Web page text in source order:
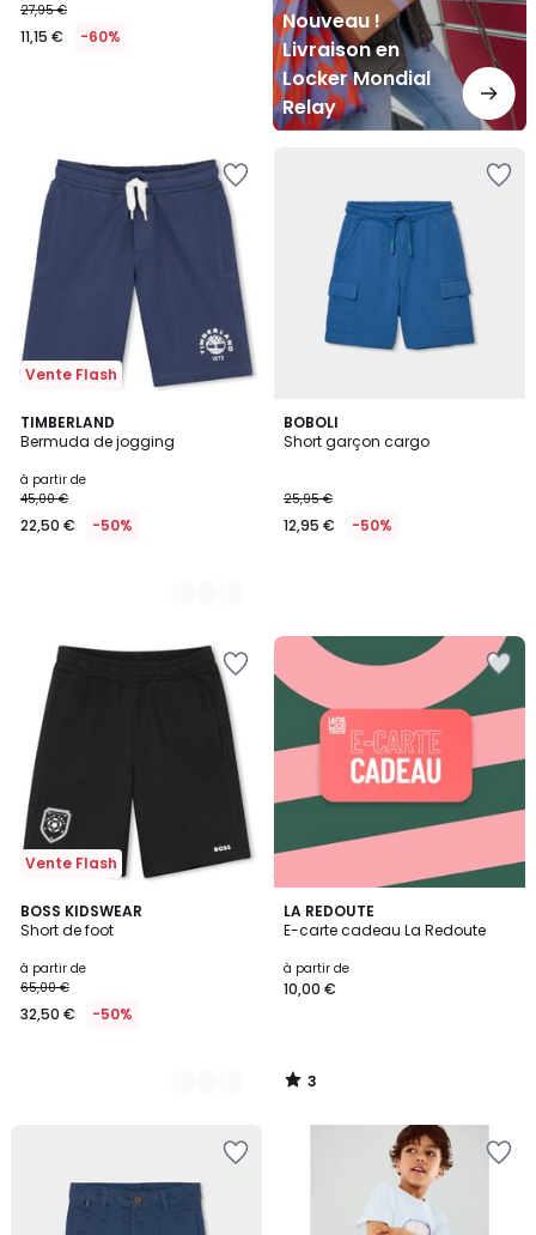
27,95 €
11,15 € -60%
Nouveau !
Livraison en
Locker Mondial
Relay
Vente Flash
TIMBERLAND
Bermuda de jogging
à partir de
45,00 €
22,50 € -50%
2
Couleurs
BOBOLI
Short garçon cargo
25,95 €
12,95 € -50%
Vente Flash
BOSS KIDSWEAR
Short de foot
à partir de
65,00 €
32,50 € -50%
2
Couleurs
LA REDOUTE
E-carte cadeau La Redoute
à partir de
10,00 €
3
/
3
/